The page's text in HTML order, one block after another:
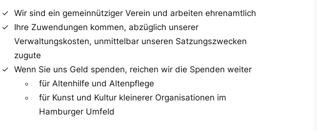
Wir sind ein gemeinnütziger Verein und arbeiten ehrenamtlich
Ihre Zuwendungen kommen, abzüglich unserer
Verwaltungskosten, unmittelbar unseren Satzungszwecken
zugute
Wenn Sie uns Geld spenden, reichen wir die Spenden weiter
für Altenhilfe und Altenpflege
für Kunst und Kultur kleinerer Organisationen im
Hamburger Umfeld